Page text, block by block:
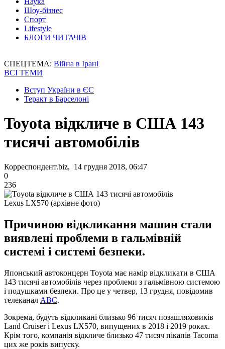
Шоу-бізнес
Спорт
Lifestyle
БЛОГИ ЧИТАЧІВ
СПЕЦТЕМА: Війна в Ірані
ВСІ ТЕМИ
Вступ України в ЄС
Теракт в Барселоні
Toyota відкличе в США 143
тисячі автомобілів
Корреспондент.biz, 14 грудня 2018, 06:47
0
236
Lexus LX570 (архівне фото)
Причиною відкликання машин стали
виявлені проблеми в гальмівній
системі і системі безпеки.
Японський автоконцерн Toyota має намір відкликати в США
143 тисячі автомобілів через проблеми з гальмівною системою
і подушками безпеки. Про це у четвер, 13 грудня, повідомив
телеканал ABC.
Зокрема, будуть відкликані близько 96 тисяч позашляховиків
Land Cruiser і Lexus LX570, випущених в 2018 і 2019 роках.
Крім того, компанія відкличе близько 47 тисяч пікапів Tacoma
цих же років випуску.